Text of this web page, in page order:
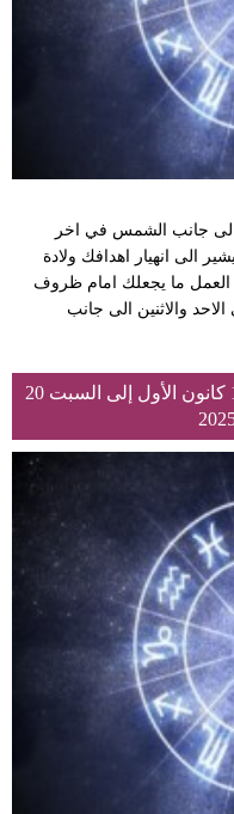
الى جانب الشمس في اخر
الى انهيار اهدافك ولادة
العمل ما يجعلك امام ظروف
والاثنين الى جانب
توقعات برج "الحوت" من السبت 13 كانون الأول إلى السبت 20